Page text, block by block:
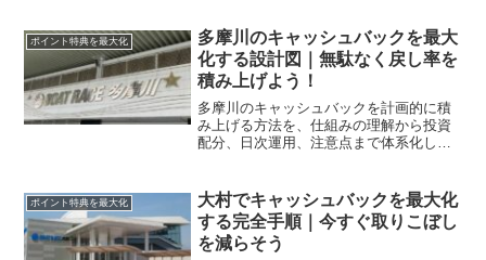
ポイント特典を最大化
多摩川のキャッシュバックを最大
化する設計図｜無駄なく戻し率を
積み上げよう！
多摩川のキャッシュバックを計画的に積
み上げる方法を、仕組みの理解から投資
配分、日次運用、注意点まで体系化しま
します。
ポイント特典を最大化
大村でキャッシュバックを最大化
する完全手順｜今すぐ取りこぼし
を減らそう